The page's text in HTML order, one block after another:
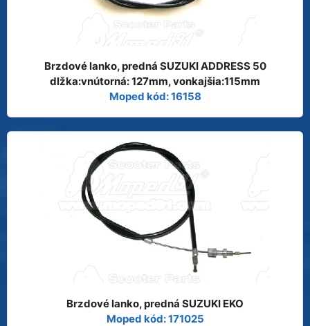
Brzdové lanko, predná SUZUKI ADDRESS 50
dlžka:vnútorná: 127mm, vonkajšia:115mm
Moped kód: 16158
Brzdové lanko, predná SUZUKI EKO
Moped kód: 171025